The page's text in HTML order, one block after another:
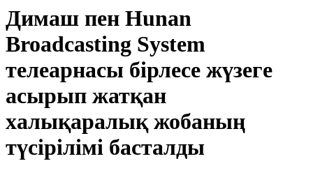
Димаш пен Hunan
Broadcasting System
телеарнасы бірлесе жүзеге
асырып жатқан
халықаралық жобаның
түсірілімі басталды